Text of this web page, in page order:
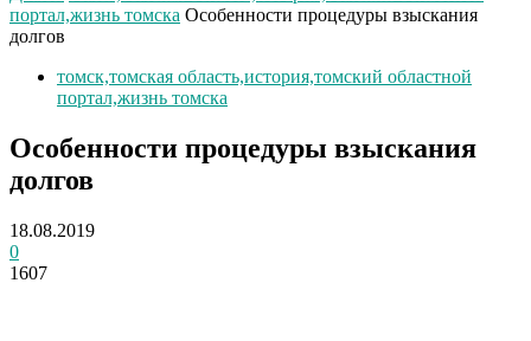
портал,жизнь томска Особенности процедуры взыскания
долгов
томск,томская область,история,томский областной
портал,жизнь томска
Особенности процедуры взыскания
долгов
18.08.2019
0
1607